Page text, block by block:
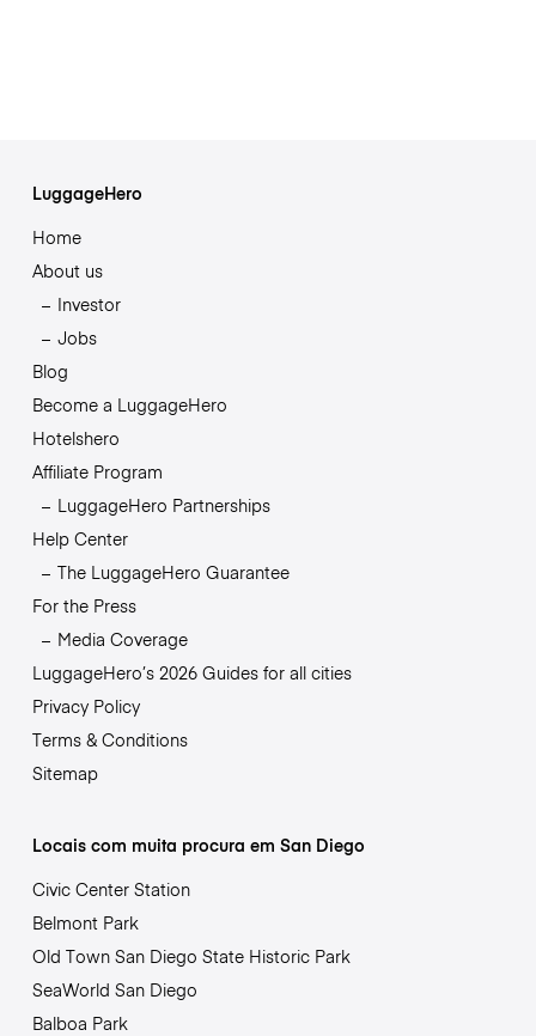
LuggageHero
Home
About us
Investor
Jobs
Blog
Become a LuggageHero
Hotelshero
Affiliate Program
LuggageHero Partnerships
Help Center
The LuggageHero Guarantee
For the Press
Media Coverage
LuggageHero’s 2026 Guides for all cities
Privacy Policy
Terms & Conditions
Sitemap
Locais com muita procura em San Diego
Civic Center Station
Belmont Park
Old Town San Diego State Historic Park
SeaWorld San Diego
Balboa Park